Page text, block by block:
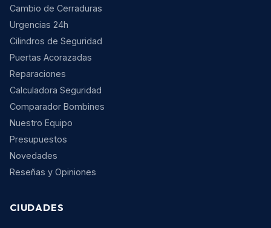
Cambio de Cerraduras
Urgencias 24h
Cilindros de Seguridad
Puertas Acorazadas
Reparaciones
Calculadora Seguridad
Comparador Bombines
Nuestro Equipo
Presupuestos
Novedades
Reseñas y Opiniones
CIUDADES